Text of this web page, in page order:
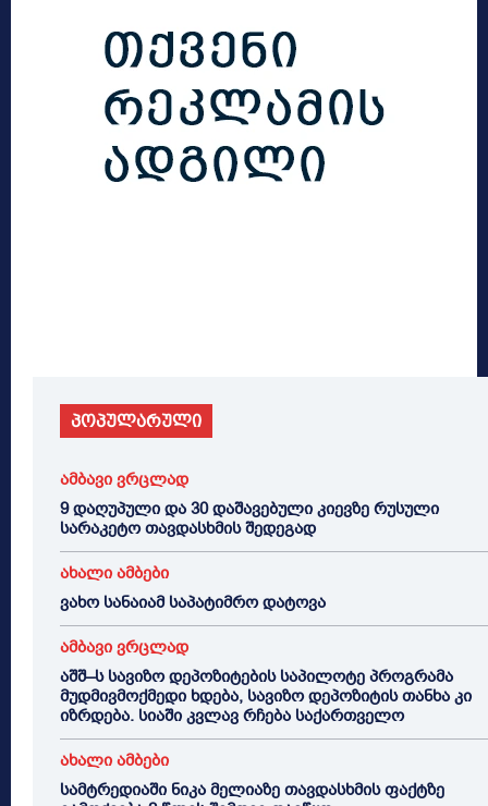
პოპულარული
ამბავი ვრცლად
9 დაღუპული და 30 დაშავებული კიევზე რუსული
სარაკეტო თავდასხმის შედეგად
ახალი ამბები
ვახო სანაიამ საპატიმრო დატოვა
ამბავი ვრცლად
აშშ–ს სავიზო დეპოზიტების საპილოტე პროგრამა
მუდმივმოქმედი ხდება, სავიზო დეპოზიტის თანხა კი
იზრდება. სიაში კვლავ რჩება საქართველო
ახალი ამბები
სამტრედიაში ნიკა მელიაზე თავდასხმის ფაქტზე